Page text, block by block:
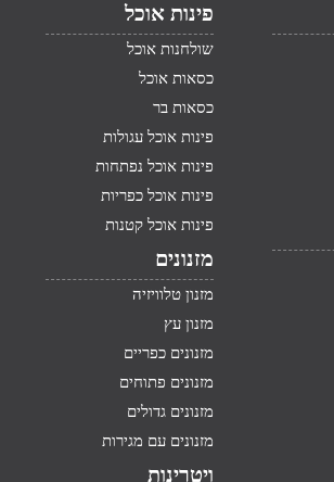
פינות אוכל
שולחנות אוכל
כסאות אוכל
כסאות בר
פינות אוכל עגולות
פינות אוכל נפתחות
פינות אוכל כפריות
פינות אוכל קטנות
מזנונים
מזנון טלוויזיה
מזנון עץ
מזנונים כפריים
מזנונים פתוחים
מזנונים גדולים
מזנונים עם מגירות
ויטרינות